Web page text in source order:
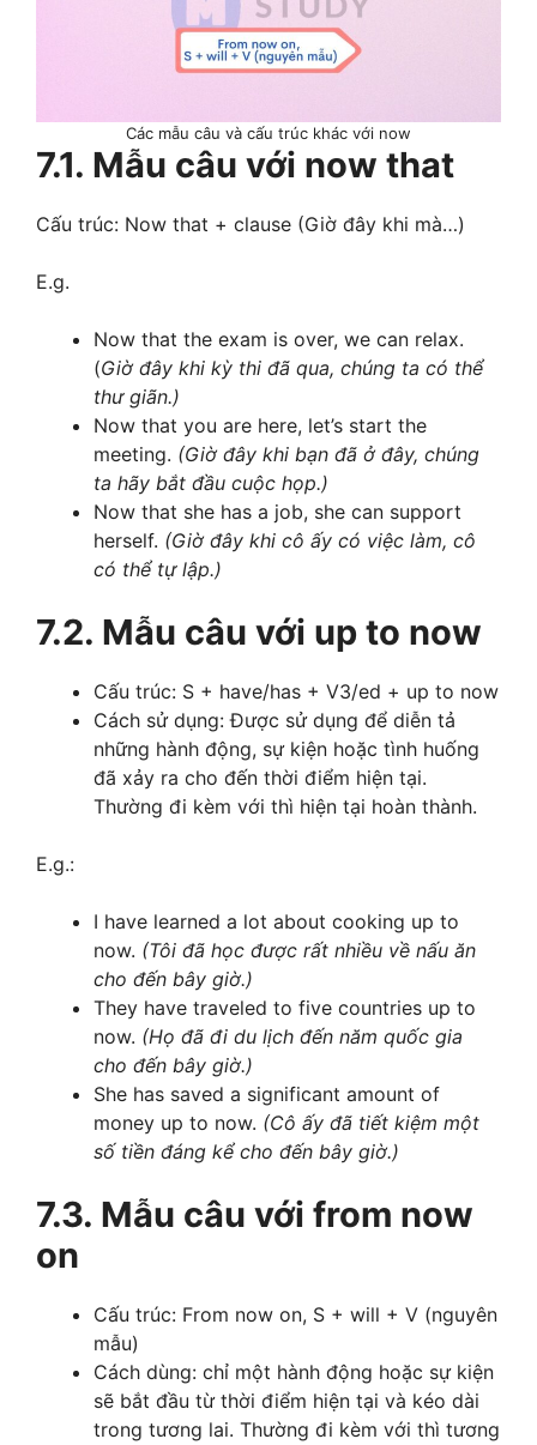
Các mẫu câu và cấu trúc khác với now
7.1. Mẫu câu với now that
Cấu trúc: Now that + clause (Giờ đây khi mà…)
E.g.
Now that the exam is over, we can relax.
(Giờ đây khi kỳ thi đã qua, chúng ta có thể
thư giãn.)
Now that you are here, let’s start the
meeting. (Giờ đây khi bạn đã ở đây, chúng
ta hãy bắt đầu cuộc họp.)
Now that she has a job, she can support
herself. (Giờ đây khi cô ấy có việc làm, cô
có thể tự lập.)
7.2. Mẫu câu với up to now
Cấu trúc: S + have/has + V3/ed + up to now
Cách sử dụng: Được sử dụng để diễn tả
những hành động, sự kiện hoặc tình huống
đã xảy ra cho đến thời điểm hiện tại.
Thường đi kèm với thì hiện tại hoàn thành.
E.g.:
I have learned a lot about cooking up to
now. (Tôi đã học được rất nhiều về nấu ăn
cho đến bây giờ.)
They have traveled to five countries up to
now. (Họ đã đi du lịch đến năm quốc gia
cho đến bây giờ.)
She has saved a significant amount of
money up to now. (Cô ấy đã tiết kiệm một
số tiền đáng kể cho đến bây giờ.)
7.3. Mẫu câu với from now
on
Cấu trúc: From now on, S + will + V (nguyên
mẫu)
Cách dùng: chỉ một hành động hoặc sự kiện
sẽ bắt đầu từ thời điểm hiện tại và kéo dài
trong tương lai. Thường đi kèm với thì tương